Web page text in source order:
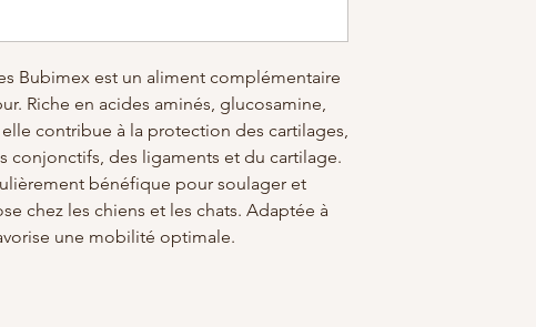
Bubimex est un aliment complémentaire
Riche en acides aminés, glucosamine,
contribue à la protection des cartilages,
conjonctifs, des ligaments et du cartilage.
bénéfique pour soulager et
chez les chiens et les chats. Adaptée à
une mobilité optimale.